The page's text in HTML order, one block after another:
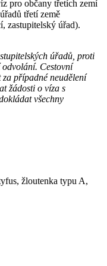
pro občany třetích zemí
třetí země
zastupitelský úřad).
úřadů, proti
Cestovní
za případné neudělení
žádosti o víza s
všechny
žloutenka typu A,